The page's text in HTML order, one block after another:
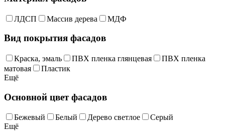
ЛДСП Массив дерева МДФ
Вид покрытия фасадов
Краска, эмаль ПВХ пленка глянцевая
ПВХ пленка
матовая
Пластик
Ещё
Основной цвет фасадов
Бежевый Белый Дерево светлое
Серый
Ещё